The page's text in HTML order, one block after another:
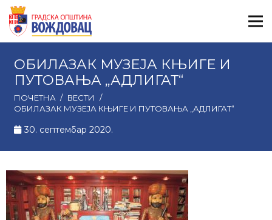
ОБИЛАЗАК МУЗЕЈА КЊИГЕ И
ПУТОВАЊА „АДЛИГАТ“
ПОЧЕТНА / ВЕСТИ
/
ОБИЛАЗАК МУЗЕЈА КЊИГЕ И ПУТОВАЊА „АДЛИГАТ“
30. септембар 2020.